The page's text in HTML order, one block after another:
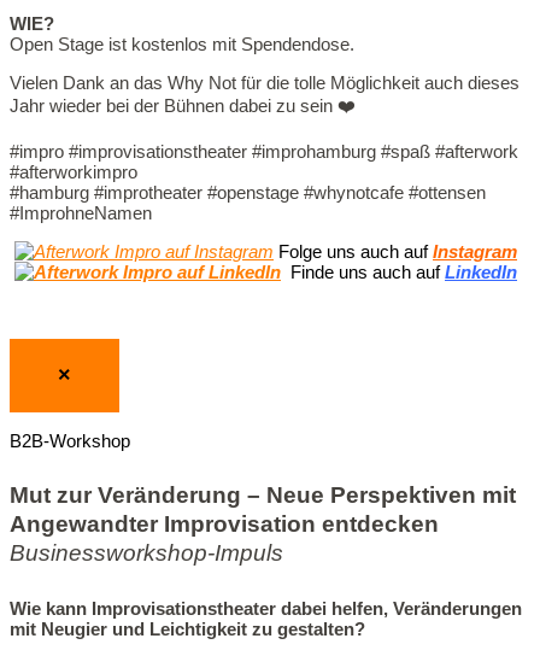
WIE?
Open Stage ist kostenlos mit Spendendose.
Vielen Dank an das Why Not für die tolle Möglichkeit auch dieses
Jahr wieder bei der Bühnen dabei zu sein ❤️
#impro #improvisationstheater #improhamburg #spaß #afterwork
#afterworkimpro
#hamburg #improtheater #openstage #whynotcafe #ottensen
#ImprohneNamen
Folge uns auch aufInstagram
Finde uns auch aufLinkedIn
×
B2B-Workshop
Mut zur Veränderung – Neue Perspektiven mit
Angewandter Improvisation entdecken
Businessworkshop-Impuls
Wie kann Improvisationstheater dabei helfen, Veränderungen
mit Neugier und Leichtigkeit zu gestalten?